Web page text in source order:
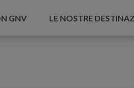
GNV LE NOSTRE